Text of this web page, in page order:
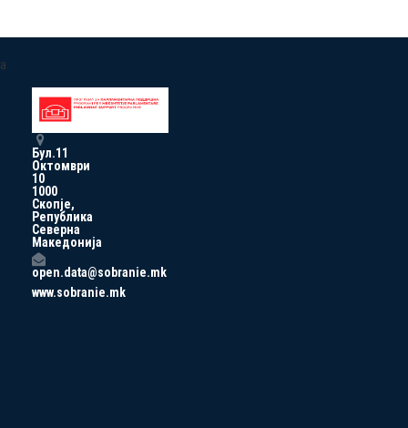
a
Бул.11
Октомври
10
1000
Скопје,
Република
Северна
Македонија
open.data@sobranie.mk
www.sobranie.mk